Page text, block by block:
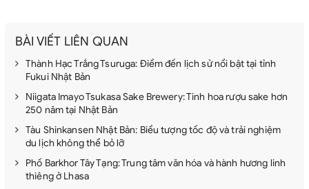
BÀI VIẾT LIÊN QUAN
Thành Hạc Trắng Tsuruga: Điểm đến lịch sử nổi bật tại tỉnh
Fukui Nhật Bản
Niigata Imayo Tsukasa Sake Brewery: Tinh hoa rượu sake hơn
250 năm tại Nhật Bản
Tàu Shinkansen Nhật Bản: Biểu tượng tốc độ và trải nghiệm
du lịch không thể bỏ lỡ
Phố Barkhor Tây Tạng: Trung tâm văn hóa và hành hương linh
thiêng ở Lhasa